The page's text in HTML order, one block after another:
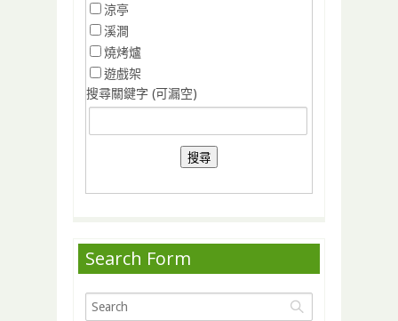
涼亭
溪澗
燒烤爐
遊戲架
搜尋關鍵字 (可漏空)
Search Form